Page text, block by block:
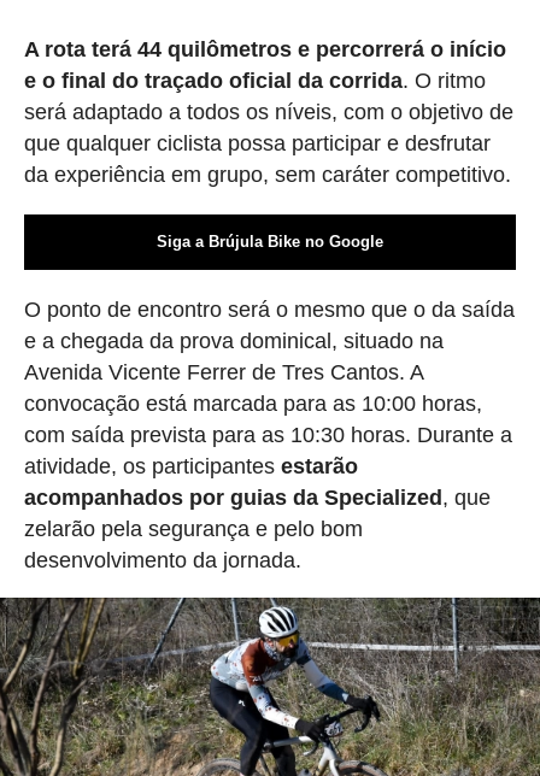
A rota terá 44 quilômetros e percorrerá o início
e o final do traçado oficial da corrida. O ritmo
será adaptado a todos os níveis, com o objetivo de
que qualquer ciclista possa participar e desfrutar
da experiência em grupo, sem caráter competitivo.
Siga a Brújula Bike no Google
O ponto de encontro será o mesmo que o da saída
e a chegada da prova dominical, situado na
Avenida Vicente Ferrer de Tres Cantos. A
convocação está marcada para as 10:00 horas,
com saída prevista para as 10:30 horas. Durante a
atividade, os participantes estarão
acompanhados por guias da Specialized , que
zelarão pela segurança e pelo bom
desenvolvimento da jornada.